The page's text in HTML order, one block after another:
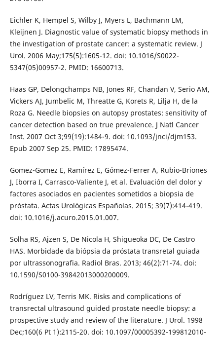
Eichler K, Hempel S, Wilby J, Myers L, Bachmann LM,
Kleijnen J. Diagnostic value of systematic biopsy methods in
the investigation of prostate cancer: a systematic review. J
Urol. 2006 May;175(5):1605-12. doi: 10.1016/S0022-
5347(05)00957-2. PMID: 16600713.
Haas GP, Delongchamps NB, Jones RF, Chandan V, Serio AM,
Vickers AJ, Jumbelic M, Threatte G, Korets R, Lilja H, de la
Roza G. Needle biopsies on autopsy prostates: sensitivity of
cancer detection based on true prevalence. J Natl Cancer
Inst. 2007 Oct 3;99(19):1484-9. doi: 10.1093/jnci/djm153.
Epub 2007 Sep 25. PMID: 17895474.
Gomez-Gomez E, Ramírez E, Gómez-Ferrer A, Rubio-Briones
J, Iborra I, Carrasco-Valiente J, et al. Evaluación del dolor y
factores asociados en pacientes sometidos a biopsia de
próstata. Actas Urológicas Españolas. 2015; 39(7):414-419.
doi: 10.1016/j.acuro.2015.01.007.
Solha RS, Ajzen S, De Nicola H, Shigueoka DC, De Castro
HAS. Morbidade da biópsia da próstata transretal guiada
por ultrassonografia. Radiol Bras. 2013; 46(2):71-74. doi:
10.1590/S0100-39842013000200009.
Rodríguez LV, Terris MK. Risks and complications of
transrectal ultrasound guided prostate needle biopsy: a
prospective study and review of the literature. J Urol. 1998
Dec;160(6 Pt 1):2115-20. doi: 10.1097/00005392-199812010-